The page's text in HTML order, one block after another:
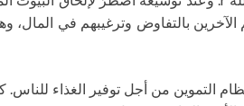
بالتفاوض وترغيبهم في